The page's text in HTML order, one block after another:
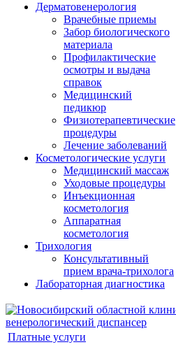
Дерматовенерология
Врачебные приемы
Забор биологического
материала
Профилактические
осмотры и выдача
справок
Медицинский
педикюр
Физиотерапевтические
процедуры
Лечение заболеваний
Косметологические услуги
Медицинский массаж
Уходовые процедуры
Инъекционная
косметология
Аппаратная
косметология
Трихология
Консультативный
прием врача-трихолога
Лабораторная диагностика
Платные услуги